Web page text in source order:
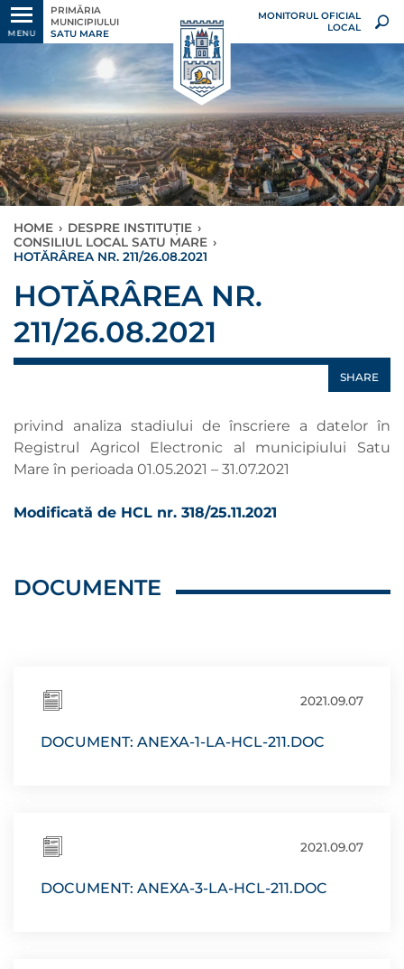
MENU
PRIMĂRIA
MUNICIPIULUI
SATU MARE
MONITORUL OFICIAL
LOCAL
HOME › DESPRE INSTITUȚIE ›
CONSILIUL LOCAL SATU MARE ›
HOTĂRÂREA NR. 211/26.08.2021
HOTĂRÂREA NR.
211/26.08.2021
SHARE
privind analiza stadiului de înscriere a datelor în
Registrul Agricol Electronic al municipiului Satu
Mare în perioada 01.05.2021 – 31.07.2021
Modificată de HCL nr. 318/25.11.2021
DOCUMENTE
2021.09.07
DOCUMENT: ANEXA-1-LA-HCL-211.DOC
2021.09.07
DOCUMENT: ANEXA-3-LA-HCL-211.DOC